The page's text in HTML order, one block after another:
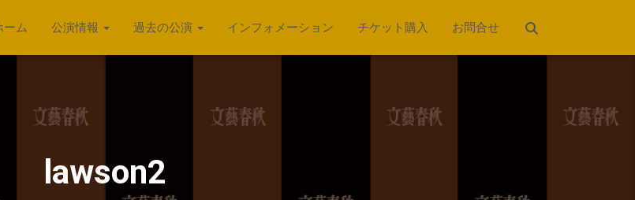
ーム 公演情報 過去の公演 インフォメーション チケット購入 お問合せ
lawson2